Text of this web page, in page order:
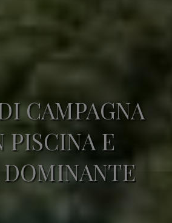
CAMPAGNA
PISCINA E